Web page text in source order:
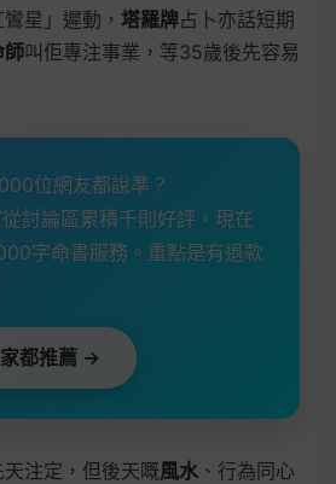
星」遲動， 塔羅牌占卜亦話短期
師叫佢專注事業，等35歲後先容易
位網友都說準？
討論區累積千則好評，現在
字命書服務。重點是有退款
都推薦 →
注定，但後天嘅風水 、行為同心